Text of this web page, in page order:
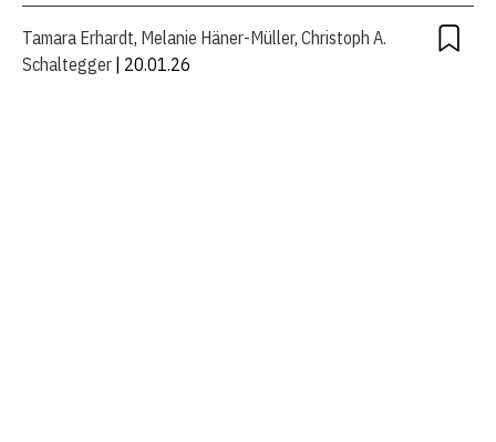
Tamara Erhardt, Melanie Häner-Müller, Christoph A.
Schaltegger | 20.01.26